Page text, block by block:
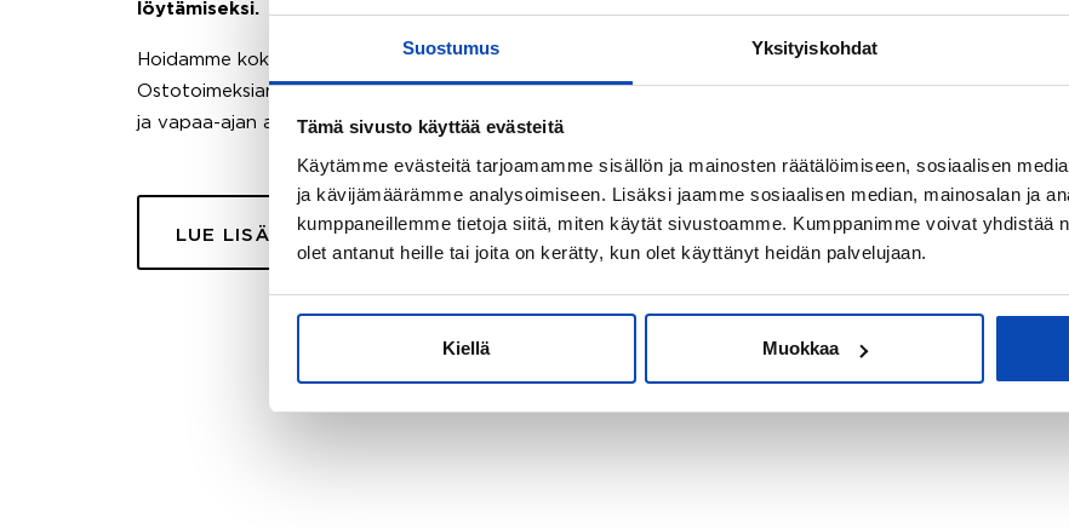
Suostumus Yksityiskohdat
Tämä sivusto käyttää evästeitä
Käytämme evästeitä tarjoamamme sisällön ja mainosten räätälöimiseen, sosiaalisen
ja kävijämäärämme analysoimiseen. Lisäksi jaamme sosiaalisen median, mainosalan ja
kumppaneillemme tietoja siitä, miten käytät sivustoamme. Kumppanimme voivat yhdistää
olet antanut heille tai joita on kerätty, kun olet käyttänyt heidän palvelujaan.
Kiellä Muokkaa
löytämiseksi.
Hoidamme koko ostoprosessin puolestasi.
Ostotoimeksiantopalvelumme sopii myös esimerkiksi sijoitus-
ja vapaa-ajan asuntojen ostoon.
LUE LISÄÄ